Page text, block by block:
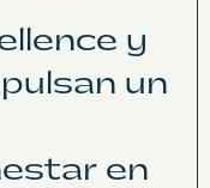
y
un
en